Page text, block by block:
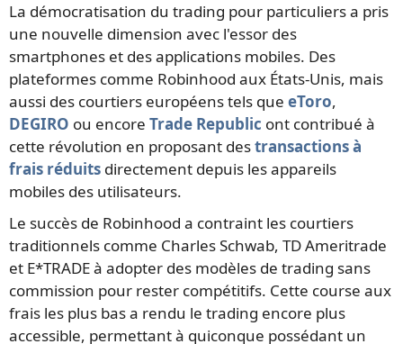
La démocratisation du trading pour particuliers a pris
une nouvelle dimension avec l'essor des
smartphones et des applications mobiles. Des
plateformes comme Robinhood aux États-Unis, mais
aussi des courtiers européens tels que eToro,
DEGIRO ou encore Trade Republic ont contribué à
cette révolution en proposant destransactions à
frais réduits directement depuis les appareils
mobiles des utilisateurs.
Le succès de Robinhood a contraint les courtiers
traditionnels comme Charles Schwab, TD Ameritrade
et E*TRADE à adopter des modèles de trading sans
commission pour rester compétitifs. Cette course aux
frais les plus bas a rendu le trading encore plus
accessible, permettant à quiconque possédant un